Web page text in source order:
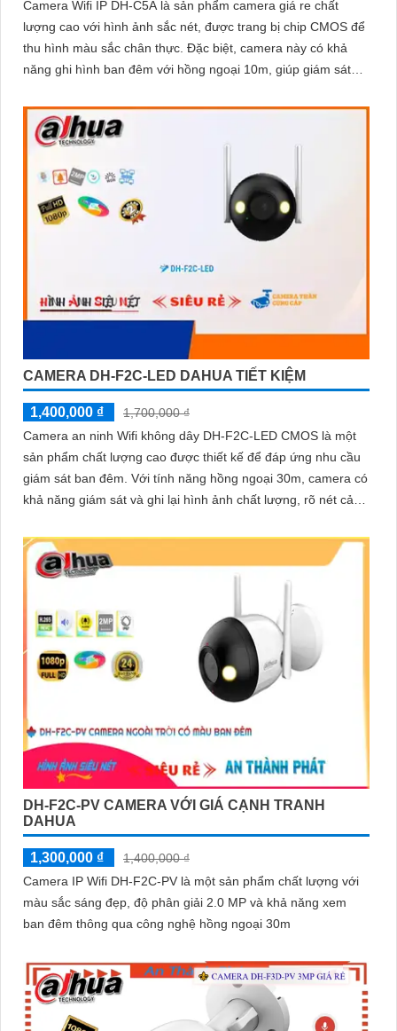
Camera Wifi IP DH-C5A là sản phẩm camera giá re chất
lượng cao với hình ảnh sắc nét, được trang bị chip CMOS để
thu hình màu sắc chân thực. Đặc biệt, camera này có khả
năng ghi hình ban đêm với hồng ngoại 10m, giúp giám sát
CAMERA DH-F2C-LED DAHUA TIẾT KIỆM
1,400,000 ₫
1,700,000 ₫
Camera an ninh Wifi không dây DH-F2C-LED CMOS là một
sản phẩm chất lượng cao được thiết kế để đáp ứng nhu cầu
giám sát ban đêm. Với tính năng hồng ngoại 30m, camera có
khả năng giám sát và ghi lại hình ảnh chất lượng, rõ nét cả
DH-F2C-PV CAMERA VỚI GIÁ CẠNH TRANH
DAHUA
1,300,000 ₫
1,400,000 ₫
Camera IP Wifi DH-F2C-PV là một sản phẩm chất lượng với
màu sắc sáng đẹp, độ phân giải 2.0 MP và khả năng xem
ban đêm thông qua công nghệ hồng ngoại 30m